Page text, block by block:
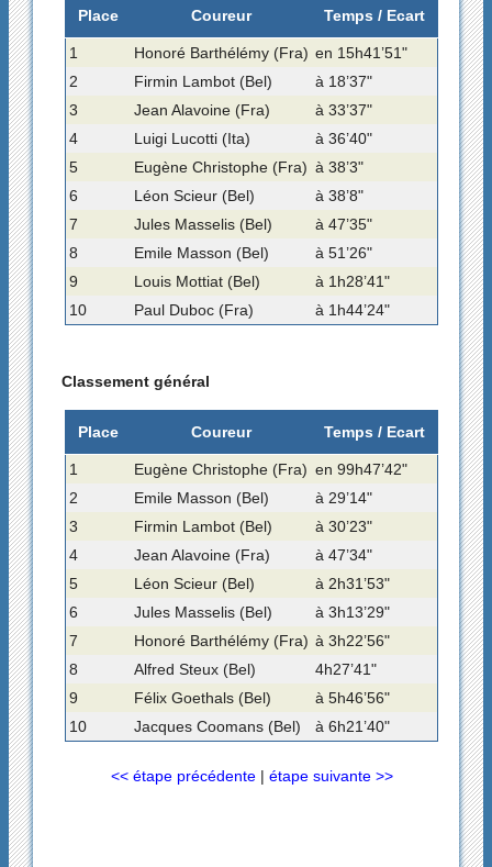
Place Coureur Temps / Ecart
1 Honoré Barthélémy (Fra) en 15h41’51"
2
Firmin Lambot (Bel)
à 18’37"
3
Jean Alavoine (Fra)
à 33’37"
4
Luigi Lucotti (Ita)
à 36’40"
5
Eugène Christophe (Fra) à 38’3"
6
Léon Scieur (Bel)
à 38’8"
7
Jules Masselis (Bel)
à 47’35"
8
Emile Masson (Bel)
à 51’26"
9
Louis Mottiat (Bel)
à 1h28’41"
10
Paul Duboc (Fra) à 1h44’24"
Classement général
Place Coureur Temps / Ecart
1 Eugène Christophe (Fra) en 99h47’42"
2
Emile Masson (Bel)
à 29’14"
3
Firmin Lambot (Bel)
à 30’23"
4
Jean Alavoine (Fra)
à 47’34"
5
Léon Scieur (Bel)
à 2h31’53"
6
Jules Masselis (Bel)
à 3h13’29"
7
Honoré Barthélémy (Fra) à 3h22’56"
8
Alfred Steux (Bel)
4h27’41"
9
Félix Goethals (Bel)
à 5h46’56"
10
Jacques Coomans (Bel) à 6h21’40"
<< étape précédente| étape suivante >>